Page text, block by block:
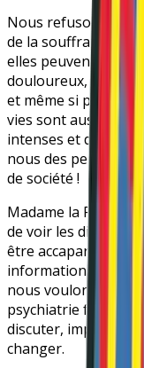
Nous refusons de
de la souffrance.
elles peuvent
douloureux, des
et même si parfois
vies sont aussi
intenses et de
nous des
de société !
Madame la
de voir les
être accaparées par
informations. La
nous voulons
psychiatrie
discuter,
changer.